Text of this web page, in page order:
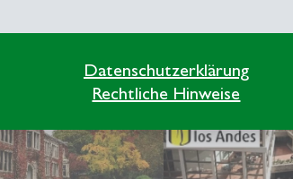
Datenschutzerklärung
Rechtliche Hinweise